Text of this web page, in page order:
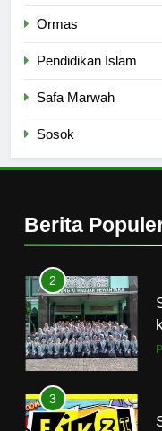
Ormas
Pendidikan Islam
Safa Marwah
Sosok
Berita
1
2
3